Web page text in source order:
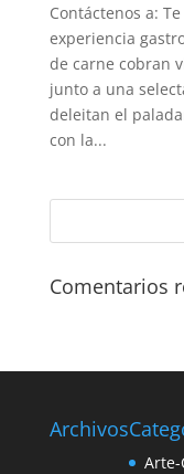
Contáctenos a:
experiencia
de carne cobran
junto a una
deleitan el
con la...
Comentarios
Archivos